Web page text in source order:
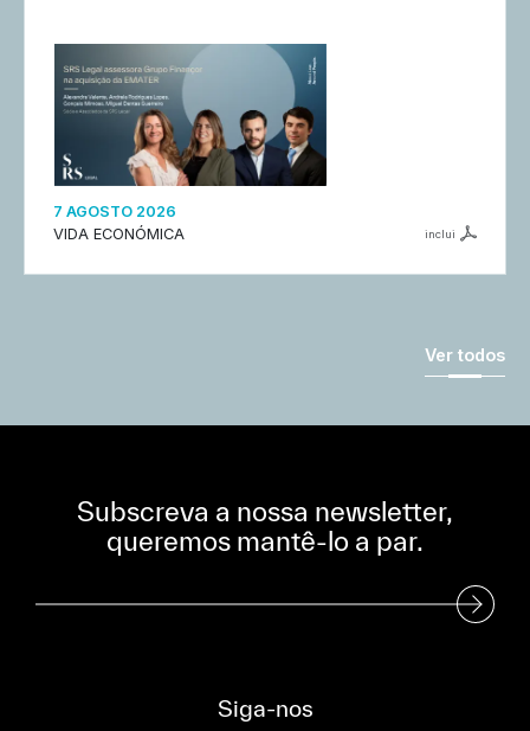
7 AGOSTO 2026
VIDA ECONÓMICA
inclui
Ver todos
Subscreva a nossa newsletter,
queremos mantê-lo a par.
Subscreva a nossa Newsletter
Siga-nos